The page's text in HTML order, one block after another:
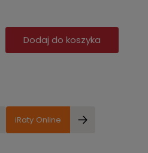
Dodaj do koszyka
iRaty Online